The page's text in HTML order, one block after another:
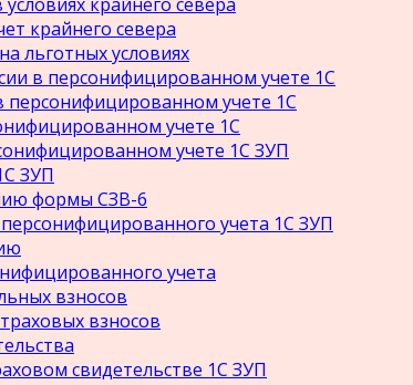
крайнего севера
льготных условиях
в персонифицированном учете 1С
персонифицированном учете 1С
учете 1С
учете 1С ЗУП
ЗУП
формы СЗВ-6
учета 1С ЗУП
учета
взносов
взносов
свидетельстве 1С ЗУП